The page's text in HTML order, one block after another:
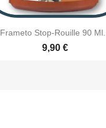
Frameto Stop-Rouille 90 Ml...
9,90 €